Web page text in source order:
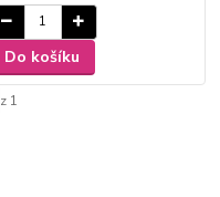
Do košíku
z 1